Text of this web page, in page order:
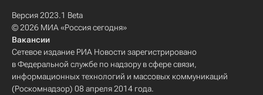
Версия 2023.1 Beta
© 2026 МИА «Россия сегодня»
Вакансии
Сетевое издание РИА Новости зарегистрировано
в Федеральной службе по надзору в сфере связи,
информационных технологий и массовых коммуникаций
(Роскомнадзор) 08 апреля 2014 года.